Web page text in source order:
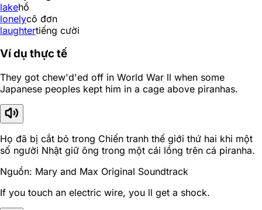
lakehồ
lonelycô đơn
laughtertiếng cười
Ví dụ thực tế
They got chew'd'ed off in World War ll when some
Japanese peoples kept him in a cage above piranhas.
Họ đã bị cắt bỏ trong Chiến tranh thế giới thứ hai khi một
số người Nhật giữ ông trong một cái lồng trên cá piranha.
Nguồn: Mary and Max Original Soundtrack
If you touch an electric wire, you ll get a shock.